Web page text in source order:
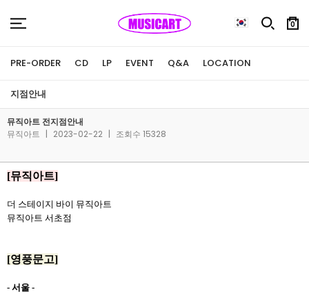
0
PRE-ORDER CD LP EVENT Q&A LOCATION
지점안내
뮤직아트 전지점안내
뮤직아트 | 2023-02-22 | 조회수 15328
[뮤직아트]
더 스테이지 바이 뮤직아트
뮤직아트 서초점
[영풍문고]
- 서울 -